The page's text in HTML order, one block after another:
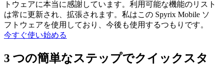
トウェアに本当に感謝しています。利用可能な機能のリスト
は常に更新され、拡張されます。私はこの Spyrix Mobile ソ
フトウェアを使用しており、今後も使用するつもりです。
今すぐ使い始める
3 つの簡単なステップでクイックスタ